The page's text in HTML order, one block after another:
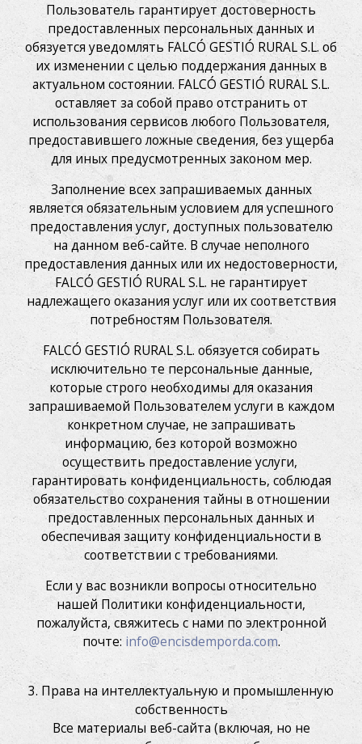
Пользователь гарантирует достоверность
предоставленных персональных данных и
обязуется уведомлять FALCÓ GESTIÓ RURAL S.L. об
их изменении с целью поддержания данных в
актуальном состоянии. FALCÓ GESTIÓ RURAL S.L.
оставляет за собой право отстранить от
использования сервисов любого Пользователя,
предоставившего ложные сведения, без ущерба
для иных предусмотренных законом мер.
Заполнение всех запрашиваемых данных
является обязательным условием для успешного
предоставления услуг, доступных пользователю
на данном веб-сайте. В случае неполного
предоставления данных или их недостоверности,
FALCÓ GESTIÓ RURAL S.L. не гарантирует
надлежащего оказания услуг или их соответствия
потребностям Пользователя.
FALCÓ GESTIÓ RURAL S.L. обязуется собирать
исключительно те персональные данные,
которые строго необходимы для оказания
запрашиваемой Пользователем услуги в каждом
конкретном случае, не запрашивать
информацию, без которой возможно
осуществить предоставление услуги, ​​
гарантировать конфиденциальность, соблюдая
обязательство сохранения тайны в отношении
предоставленных персональных данных и
обеспечивая защиту конфиденциальности в
соответствии с требованиями.
Если у вас возникли вопросы относительно
нашей Политики конфиденциальности,
пожалуйста, свяжитесь с нами по электронной
почте: info@encisdemporda.com.
3. Права на интеллектуальную и промышленную
собственность
Все материалы веб-сайта (включая, но не